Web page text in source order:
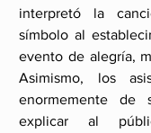
interpretó la
símbolo al
evento de alegría,
Asimismo, los
enormemente de
explicar al